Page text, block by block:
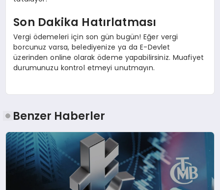
Son Dakika Hatırlatması
Vergi ödemeleri için son gün bugün! Eğer vergi
borcunuz varsa, belediyenize ya da E-Devlet
üzerinden online olarak ödeme yapabilirsiniz. Muafiyet
durumunuzu kontrol etmeyi unutmayın.
Benzer Haberler